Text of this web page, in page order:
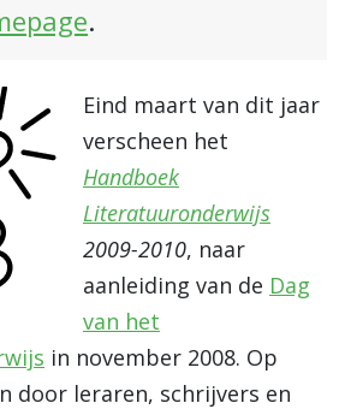
.
Eind maart van dit jaar
verscheen het
Handboek
Literatuuronderwijs
2009-2010, naar
aanleiding van de Dag
van het
in november 2008. Op
door leraren, schrijvers en